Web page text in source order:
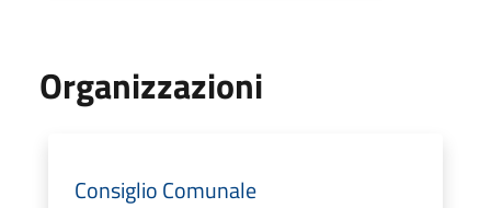
Organizzazioni
Consiglio Comunale